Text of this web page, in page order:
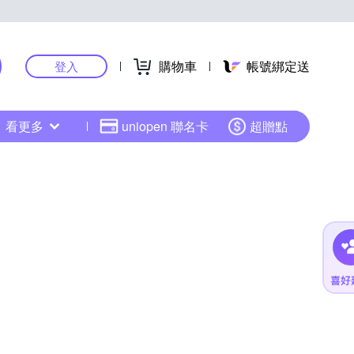
登入 購物車 帳號綁定送
看更多 uniopen 聯名卡 超贈點